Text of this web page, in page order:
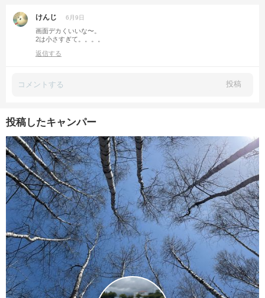
けんじ 6月9日
画面デカくいいな〜。
2は小さすぎて。。。。
返信する
投稿
投稿したキャンパー